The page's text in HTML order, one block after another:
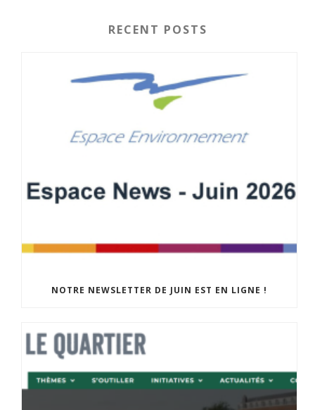
RECENT POSTS
NOTRE NEWSLETTER DE JUIN EST EN LIGNE !